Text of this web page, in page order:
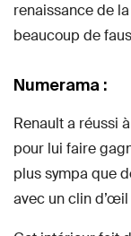
renaissance de
beaucoup de
Numerama :
Renault a réussi
pour lui faire
plus sympa que
avec un clin